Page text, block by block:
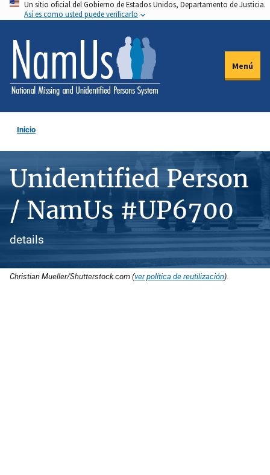
Pasar
al
contenido
principal
Un sitio oficial del Gobierno de Estados Unidos, Departamento de Justicia.
Así es como usted puede verificarlo
Menú
Inicio
Unidentified Person
/ NamUs #UP6700
details
Christian Mueller/Shutterstock.com (ver política de reutilización).